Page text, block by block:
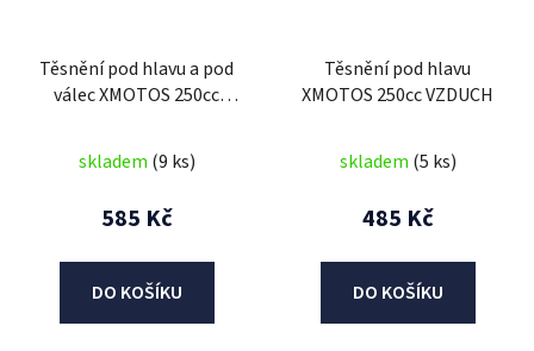
Těsnění pod hlavu a pod
válec XMOTOS 250cc
skladem (9 ks)
585 Kč
DO KOŠÍKU
Těsnění pod hlavu
XMOTOS 250cc VZDUCH
skladem (5 ks)
485 Kč
DO KOŠÍKU